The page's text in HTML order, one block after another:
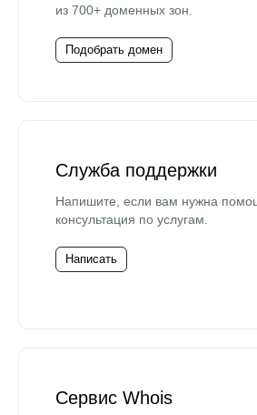
из 700+ доменных зон.
Подобрать домен
Служба поддержки
Напишите, если вам нужна
консультация по услугам.
Написать
Сервис Whois